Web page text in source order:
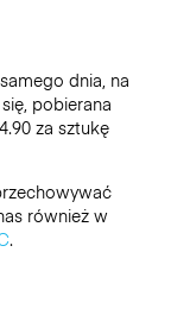
dnia, na
pobierana
za sztukę
również w
.